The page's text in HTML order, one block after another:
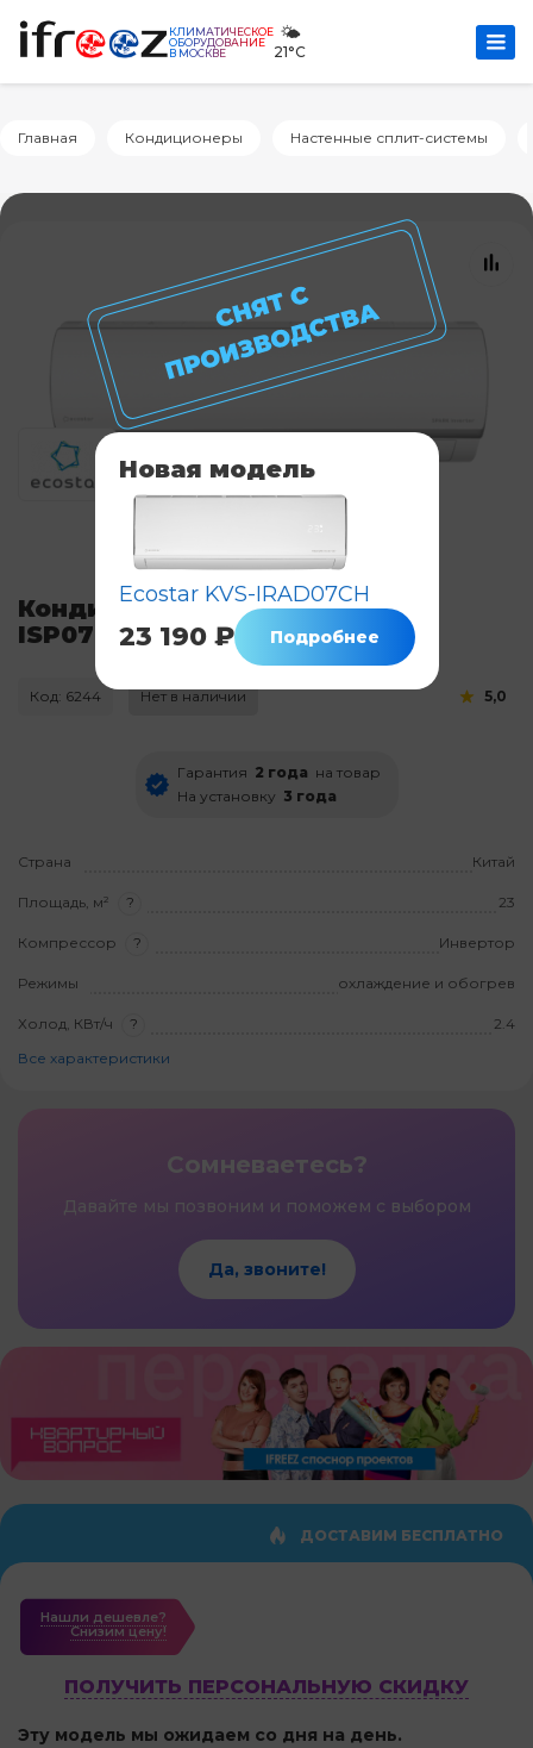
КЛИМАТИЧЕСКОЕ
ОБОРУДОВАНИЕ
В МОСКВЕ
🌤️
21°C
Главная Кондиционеры Настенные сплит-системы
Кондиционер Ecostar KVS-
ISP07HT.1
Код: 6244 Нет в наличии 5,0
Гарантия 2 года на товар
На установку 3 года
Страна Китай
Площадь, м² ? 23
Компрессор ? Инвертор
Режимы охлаждение и обогрев
Холод, КВт/ч ?
2.4
Все характеристики
Сомневаетесь?
Давайте мы позвоним и поможем с выбором
Да, звоните!
ДОСТАВИМ БЕСПЛАТНО
Нашли дешевле?
Cнизим цену!
ПОЛУЧИТЬ ПЕРСОНАЛЬНУЮ СКИДКУ
Эту модель мы ожидаем со дня на день.
Новая модель
Ecostar KVS-IRAD07CH
23 190 ₽ Подробнее